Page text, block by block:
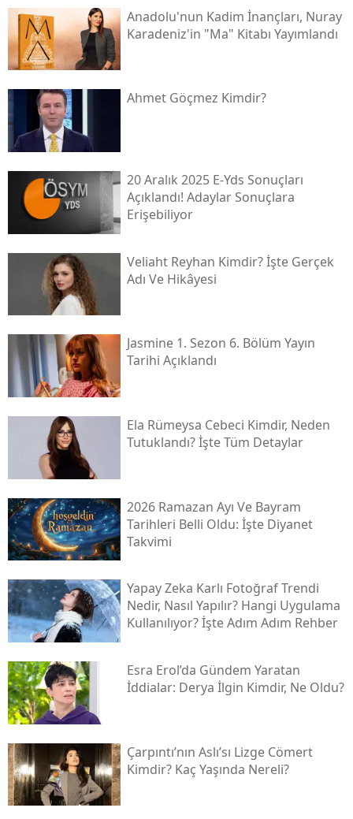
Anadolu'nun Kadim İnançları, Nuray
Karadeniz'in "ma" Kitabı Yayımlandı
Ahmet Göçmez Kimdir?
20 Aralık 2025 E-Yds Sonuçları
Açıklandı! Adaylar Sonuçlara
Erişebiliyor
Veliaht Reyhan Kimdir? İşte Gerçek
Adı Ve Hikâyesi
Jasmine 1. Sezon 6. Bölüm Yayın
Tarihi Açıklandı
Ela Rümeysa Cebeci Kimdir, Neden
Tutuklandı? İşte Tüm Detaylar
2026 Ramazan Ayı Ve Bayram
Tarihleri Belli Oldu: İşte Diyanet
Takvimi
Yapay Zeka Karlı Fotoğraf Trendi
Nedir, Nasıl Yapılır? Hangi Uygulama
Kullanılıyor? İşte Adım Adım Rehber
Esra Erol’da Gündem Yaratan
İddialar: Derya İlgin Kimdir, Ne Oldu?
Çarpıntı’nın Aslı’sı Lizge Cömert
Kimdir? Kaç Yaşında Nereli?